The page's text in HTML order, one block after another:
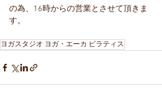
の為、16時からの営業とさせて頂きま
す。
ヨガスタジオ ヨガ・エーカ ピラティス